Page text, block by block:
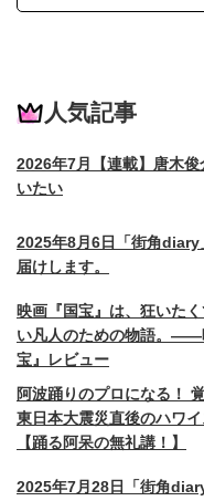
人気記事
2026年7月【連載】唐木俊
いたい
2025年8月6日「街角diary
届けします。
映画『国宝』は、狂いた
い凡人のための物語。——
宝』レビュー
阿波踊りのプロになる！
東日本大震災直後のハワ
【踊る阿呆の無礼講！】
2025年7月28日「街角